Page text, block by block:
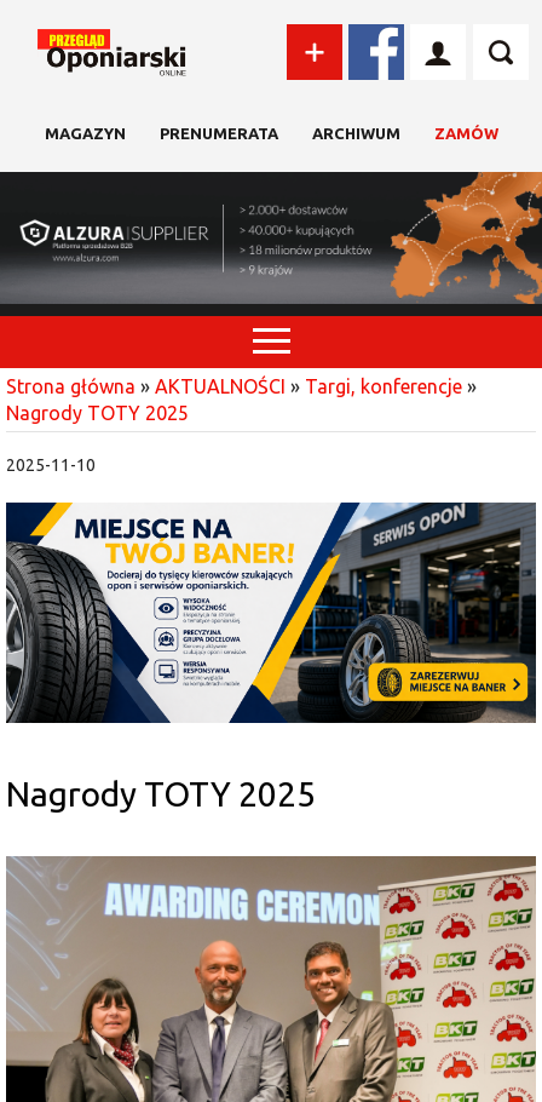
MAGAZYN PRENUMERATA ARCHIWUM ZAMÓW
Strona główna » AKTUALNOŚCI » Targi, konferencje »
Nagrody TOTY 2025
2025-11-10
Nagrody TOTY 2025